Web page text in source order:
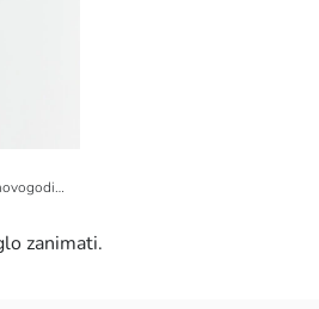
Kemijska olovka za djevojčice s novogodišnjim motivom
zanimati.